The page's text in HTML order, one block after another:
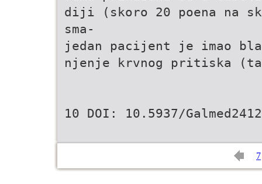
diji (skoro 20 poena na
sma-
jedan pacijent je imao
njenje krvnog pritiska
10 DOI: 10.5937/
7